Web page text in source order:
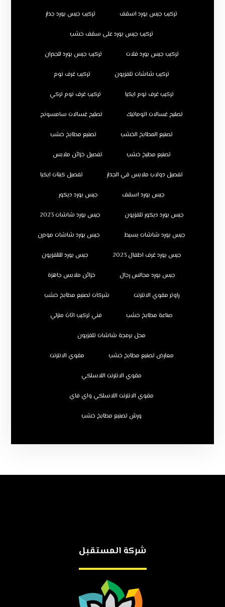
تركيب جبس بورد اسقف تركيب جبس بورد جدار
تركيب جبس بورد على سقف خشب
تركيب جبس بورد فلات تركيب جبس بورد للجدران
تركيب شاشات تلفزيون تركيب غرف نوم
تركيب غرف نوم ايكيا تركيب غرف نوم تركي
تصليح غسالات اتوماتيك تصليح غسالات سامسونج
تصنيع المطابخ الخشب تصنيع مطابخ خشب
تصنيع مطبخ خشب تفصيل خزائن ملابس
تفصيل دولاب ملابس في الجدار تفصيل كبتات ايكيا
جبس بورد اسقف جبس بورد ديكور
جبس بورد ديكور تلفزيون جبس بورد شاشات 2023
جبس بورد شاشات بسيط جبس بورد شاشات مودرن
جبس بورد غرف اطفال 2023 جبس بورد للتلفزيون
جبس بورد مجالس رجال خزائن ملابس جاهزة
راوتر مقوي الانترنت شركات تصنيع مطابخ خشب
صناعة مطابخ خشب فني تركيب اثاث منزلي
محل برمجة شاشات تلفزيون
معارض تصنيع مطابخ خشب مقوي الانترنت
مقوي الانترنت اللاسلكي
مقوي الانترنت اللاسلكي واي فاي
ورش تصنيع مطابخ خشب
شركة المستقبل